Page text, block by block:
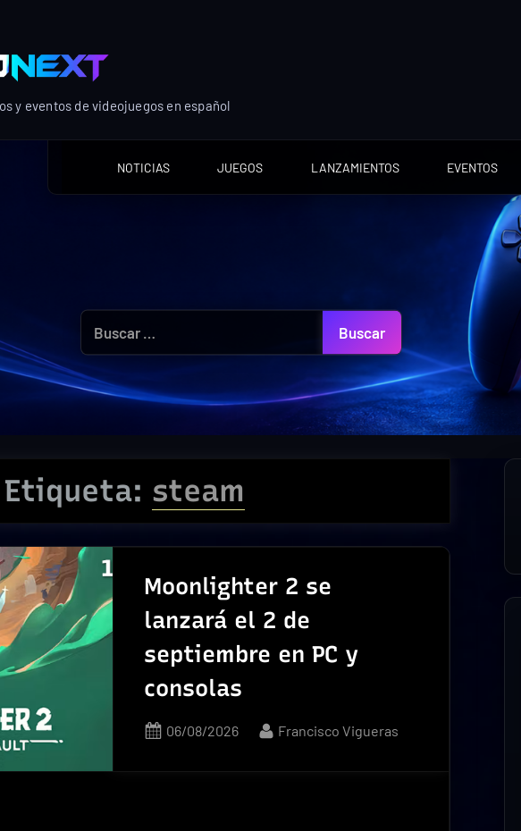
y eventos de videojuegos en español
NOTICIAS JUEGOS LANZAMIENTOS EVENTOS
Etiqueta: steam
Moonlighter 2 se
lanzará el 2 de
septiembre en PC y
consolas
Posted
06/08/2026 By
Francisco Vigueras